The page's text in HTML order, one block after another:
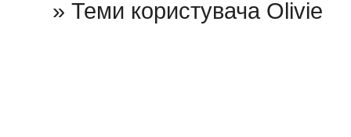
»Теми користувача Olivie